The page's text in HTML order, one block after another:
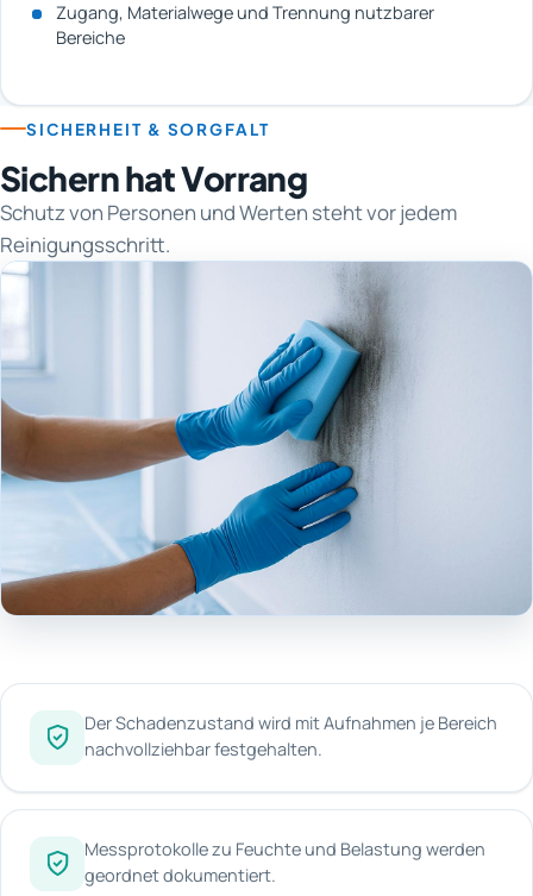
Zugang, Materialwege und Trennung nutzbarer
Bereiche
SICHERHEIT & SORGFALT
Sichern hat Vorrang
Schutz von Personen und Werten steht vor jedem
Reinigungsschritt.
Der Schadenzustand wird mit Aufnahmen je Bereich
nachvollziehbar festgehalten.
Messprotokolle zu Feuchte und Belastung werden
geordnet dokumentiert.